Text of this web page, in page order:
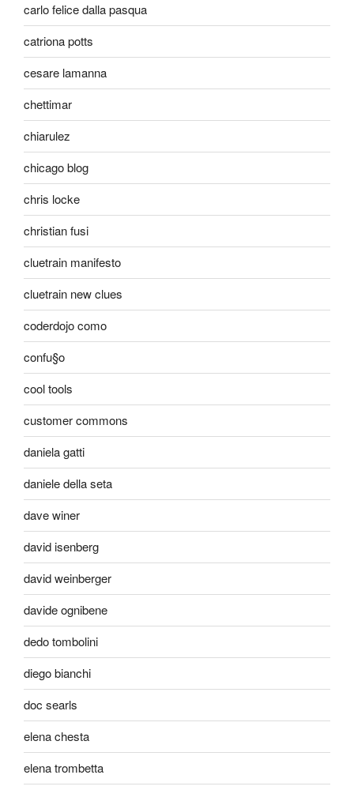
carlo felice dalla pasqua
catriona potts
cesare lamanna
chettimar
chiarulez
chicago blog
chris locke
christian fusi
cluetrain manifesto
cluetrain new clues
coderdojo como
confu§o
cool tools
customer commons
daniela gatti
daniele della seta
dave winer
david isenberg
david weinberger
davide ognibene
dedo tombolini
diego bianchi
doc searls
elena chesta
elena trombetta